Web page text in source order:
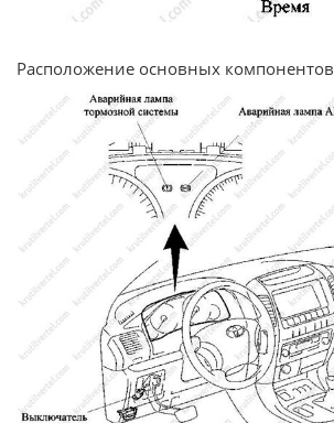
Расположение основных компонентов